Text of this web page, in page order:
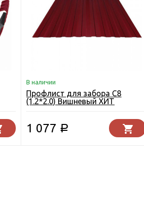
В наличии
Профлист для забора С8
(1.2*2.0) Вишневый ХИТ
1 077 Р